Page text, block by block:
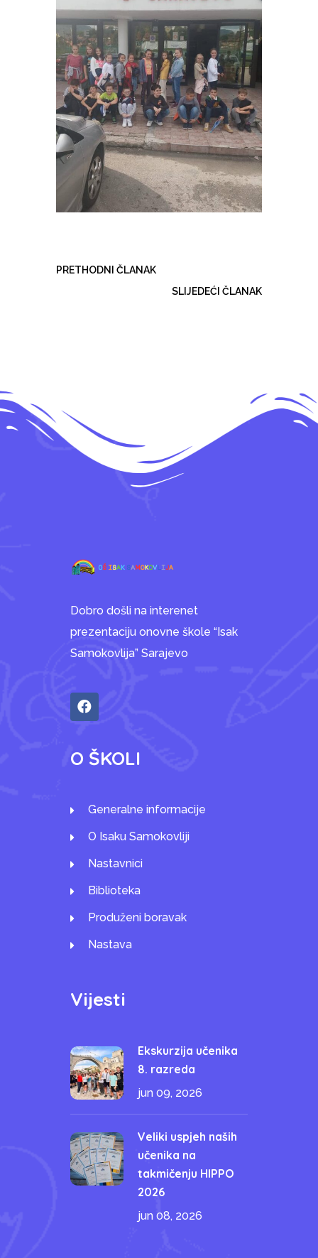
PRETHODNI ČLANAK
SLIJEDEĆI ČLANAK
Dobro došli na interenet
prezentaciju onovne škole “Isak
Samokovlija” Sarajevo
O ŠKOLI
Generalne informacije
O Isaku Samokovliji
Nastavnici
Biblioteka
Produženi boravak
Nastava
Vijesti
Ekskurzija učenika
8. razreda
jun 09, 2026
Veliki uspjeh naših
učenika na
takmičenju HIPPO
2026
jun 08, 2026